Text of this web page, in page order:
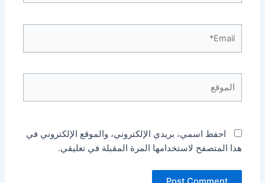
احفظ اسمي، بريدي الإلكتروني، والموقع الإلكتروني في
هذا المتصفح لاستخدامها المرة المقبلة في تعليقي.